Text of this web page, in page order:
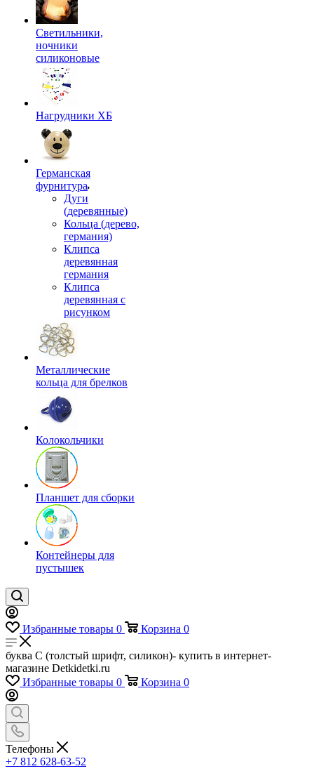
Светильники,
ночники
силиконовые
Нагрудники ХБ
Германская
фурнитура
Дуги
(деревянные)
Кольца (дерево,
германия)
Клипса
деревянная
германия
Клипса
деревянная с
рисунком
Металлические
кольца для брелков
Колокольчики
Планшет для сборки
Контейнеры для
пустышек
Избранные товары 0 Корзина 0
буква C (толстый шрифт, силикон)- купить в интернет-
магазине Detkidetki.ru
Избранные товары 0 Корзина 0
Телефоны
+7 812 628-63-52